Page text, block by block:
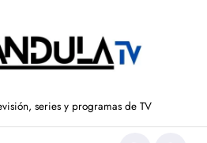
series y programas de TV